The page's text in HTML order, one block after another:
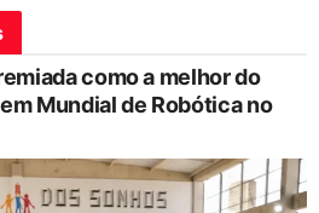
como a melhor do
Mundial de Robótica no